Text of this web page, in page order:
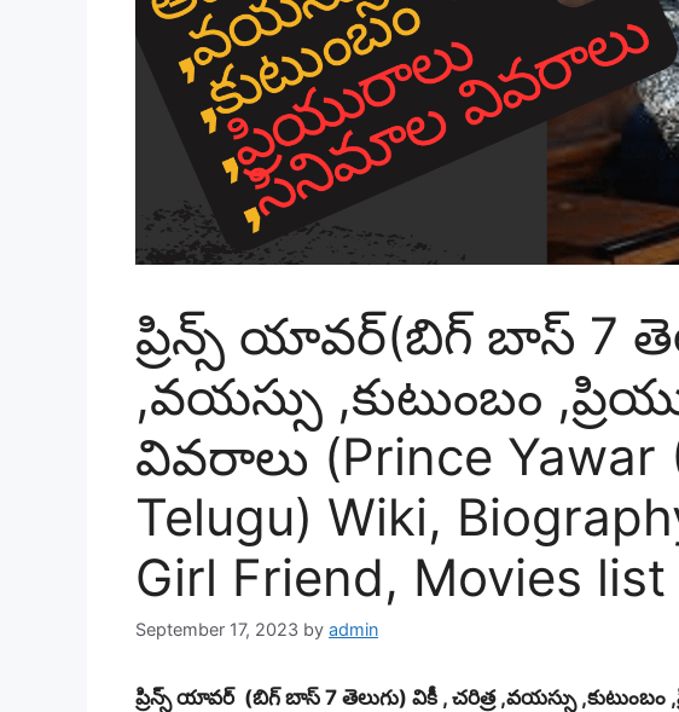
ప్రిన్స్ యావర్(బిగ్ బాస్ 7
,వయస్సు ,కుటుంబం
వివరాలు (Prince Yawar
Telugu) Wiki,
Girl Friend, Movies list
September 17, 2023 by admin
ప్రిన్స్ యావర్ (బిగ్ బాస్ 7 తెలుగు) వికీ , చరిత్ర ,వయస్సు